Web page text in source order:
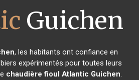
Guichen
, les habitants ont confiance en
expérimentés pour toutes leurs
chaudière fioul Atlantic Guichen.